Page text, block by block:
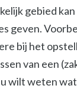
gebied
geven.
bij het
van een
wilt weten